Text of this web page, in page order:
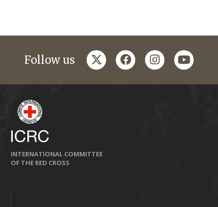
Follow us twitterfacebookinstagramyoutube
INTERNATIONAL COMMITTEE
OF THE RED CROSS